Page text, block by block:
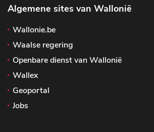
Algemene sites van Wallonië
Wallonie.be
Waalse regering
Openbare dienst van Wallonië
Wallex
Geoportal
Jobs